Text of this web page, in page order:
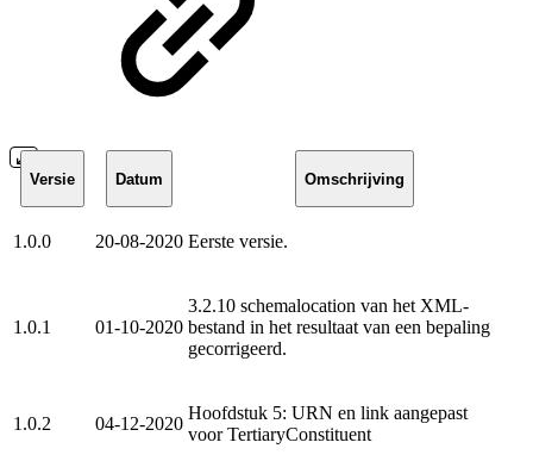
Versie Datum Omschrijving
1.0.0 20-08-2020 Eerste versie.
1.0.1 01-10-2020
3.2.10 schemalocation van het XML-
bestand in het resultaat van een bepaling
gecorrigeerd.
1.0.2 04-12-2020
Hoofdstuk 5: URN en link aangepast
voorTertiaryConstituent